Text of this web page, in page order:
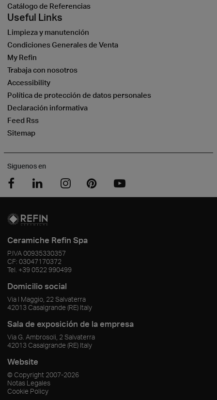
Catálogo de Referencias
Useful Links
Limpieza y manutención
Condiciones Generales de Venta
My Refin
Trabaja con nosotros
Accessibility
Política de protección de datos personales
Declaración informativa
Feed Rss
Sitemap
Siguenos en
Ceramiche Refin Spa
P.IVA00935330357
CF: 03047170372
Tel. +39 0522 990499
Domicilio social
Via I Maggio, 22 Salvaterra
42013 Casalgrande (RE) Italy
Sala de exposición de la empresa
Via G. Ambrosoli, 2 Salvaterra
42013 Casalgrande (RE) Italy
Website
© Copyright 2007-2026
Notas Legales
Cookie Policy